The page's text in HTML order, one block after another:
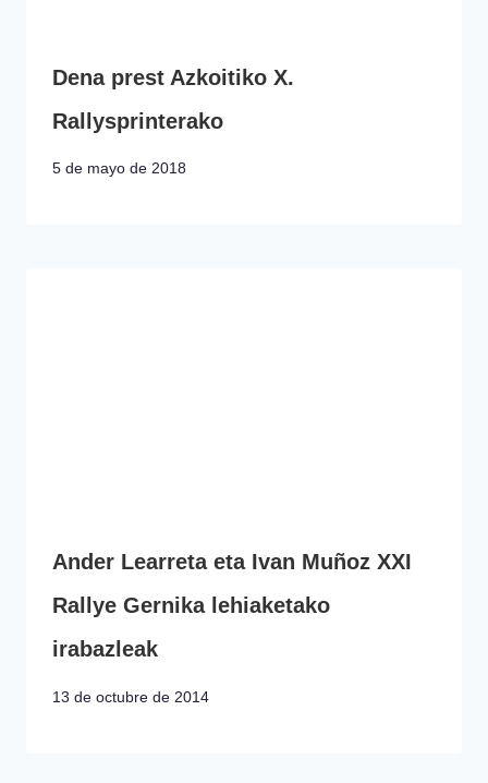
Dena prest Azkoitiko X.
Rallysprinterako
5 de mayo de 2018
Ander Learreta eta Ivan Muñoz XXI
Rallye Gernika lehiaketako
irabazleak
13 de octubre de 2014